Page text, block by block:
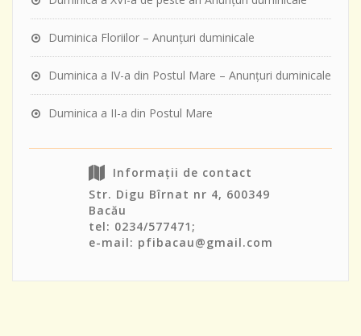
Duminica Floriilor – Anunţuri duminicale
Duminica a IV-a din Postul Mare – Anunţuri duminicale
Duminica a II-a din Postul Mare
Informații de contact
Str. Digu Bîrnat nr 4, 600349
Bacău
tel: 0234/577471;
e-mail: pfibacau@gmail.com